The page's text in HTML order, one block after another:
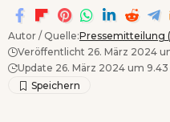
Autor / Quelle:Pressemitteilung
Veröffentlicht 26. März 2024
Update 26. März 2024 um 9.43